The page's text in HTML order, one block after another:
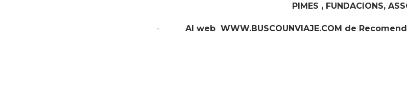
PIMES , FUNDACIONS,
- Al web WWW.BUSCOUNVIAJE.COM de